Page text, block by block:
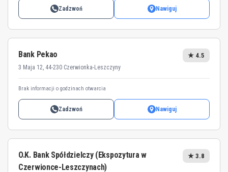
Zadzwoń Nawiguj
Bank Pekao
3 Maja 12, 44-230 Czerwionka-Leszczyny
★ 4.5
Brak informacji o godzinach otwarcia
Zadzwoń Nawiguj
O.K. Bank Spółdzielczy (Ekspozytura w
Czerwionce-Leszczynach)
★ 3.8